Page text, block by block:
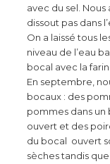
avec du sel.
dissout pas dans
On a laissé tous
niveau de l’eau
bocal avec la
En septembre,
bocaux : des
pommes dans un
ouvert et des
du bocal ouvert
sèches tandis